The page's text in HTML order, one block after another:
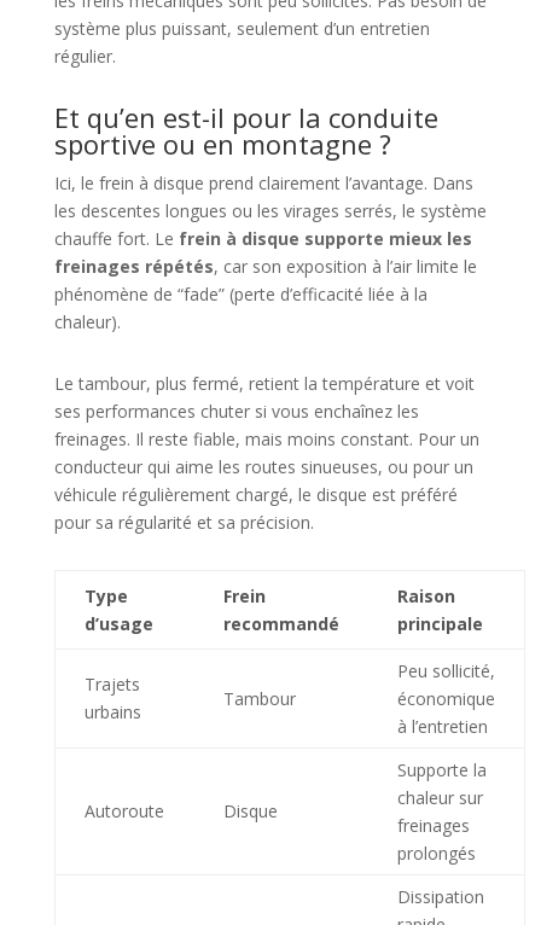
système plus puissant, seulement d’un entretien
régulier.
Et qu’en est-il pour la conduite
sportive ou en montagne ?
Ici, le frein à disque prend clairement l’avantage. Dans
les descentes longues ou les virages serrés, le système
chauffe fort. Le frein à disque supporte mieux les
freinages répétés, car son exposition à l’air limite le
phénomène de “fade” (perte d’efficacité liée à la
chaleur).
Le tambour, plus fermé, retient la température et voit
ses performances chuter si vous enchaînez les
freinages. Il reste fiable, mais moins constant. Pour un
conducteur qui aime les routes sinueuses, ou pour un
véhicule régulièrement chargé, le disque est préféré
pour sa régularité et sa précision.
Type
d’usage
Frein
recommandé
Raison
principale
Trajets
urbains
Tambour
Peu sollicité,
économique
à l’entretien
Autoroute Disque
Supporte la
chaleur sur
freinages
prolongés
Dissipation